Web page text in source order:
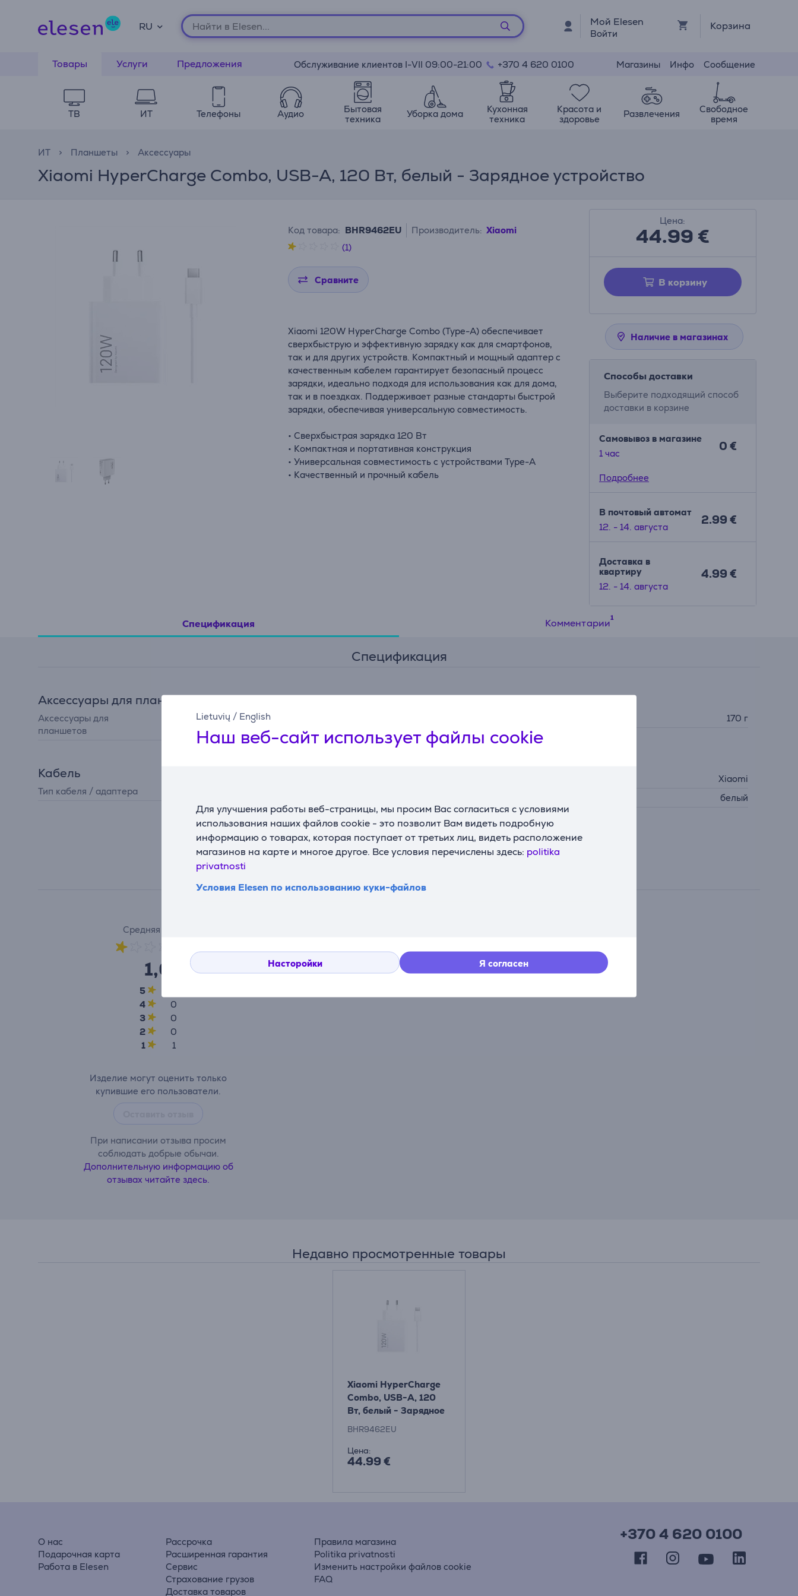
Lietuvių / English
Наш веб-сайт использует файлы cookie
Для улучшения работы веб-страницы, мы просим Вас согласиться с условиями
использования наших файлов cookie - это позволит Вам видеть подробную
информацию о товарах, которая поступает от третьих лиц, видеть расположение
магазинов на карте и многое другое. Все условия перечислены здесь: politika
privatnosti
Условия Elesen по использованию куки-файлов
Насторойки Я согласен
RU Мой Elesen
Войти
Корзина
Товары Услуги Предложения Обслуживание клиентов I-VII 09:00-21:00 +370 4 620 0100 Магазины Инфо Сообщение
ТВ ИТ Телефоны Аудио
Бытовая
техника
Уборка дома
Кухонная
техника
Красота и
здоровье
Развлечения
Свободное
время
ИТ Планшеты Аксессуары
Xiaomi HyperCharge Combo, USB-A, 120 Вт, белый - Зарядное устройство
Код товара: BHR9462EU Производитель: Xiaomi
(1)
Сравните
Xiaomi 120W HyperCharge Combo (Type-A) обеспечивает
сверхбыструю и эффективную зарядку как для смартфонов,
так и для других устройств. Компактный и мощный адаптер с
качественным кабелем гарантирует безопасный процесс
зарядки, идеально подходя для использования как для дома,
так и в поездках. Поддерживает разные стандарты быстрой
зарядки, обеспечивая универсальную совместимость.
• Сверхбыстрая зарядка 120 Вт
• Компактная и портативная конструкция
• Универсальная совместимость с устройствами Type-A
• Качественный и прочный кабель
Цена:
44.99€
В корзину
Наличие в магазинах
Способы доставки
Выберите подходящий способ
доставки в корзине
Самовывоз в магазине
1 час
0 €
Подробнее
В почтовый автомат
12. - 14. августа
2.99 €
Доставка в
квартиру
12. - 14. августа
4.99 €
Спецификация Комментарии
Спецификация
Аксессуары для планшетов
Аксессуары для
планшетов
адаптер
Кабель
Тип кабеля / адаптера
Питание Габариты
170 г
Xiaomi
белый
Комментарии
Средняя оценка
(1)
1,0
5
4
0
3
0
2
0
1
1
Изделие могут оценить только
купившие его пользователи.
При написании отзыва просим
соблюдать добрые обычаи.
Дополнительную информацию об
отзывах читайте здесь.
Недавно просмотренные товары
Xiaomi HyperCharge
Combo, USB-A, 120
Вт, белый - Зарядное
устройство
BHR9462EU
Цена:
44.99 €
О нас
Подарочная карта
Работа в Elesen
Рассрочка
Расширенная гарантия
Сервис
Страхование грузов
Доставка товаров
Правила магазина
Politika privatnosti
Изменить настройки файлов cookie
FAQ
+370 4 620 0100